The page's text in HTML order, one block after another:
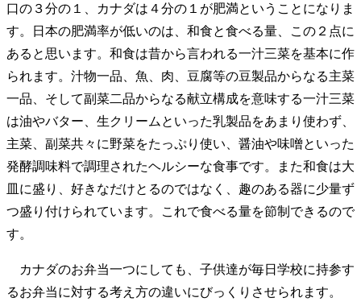
口の３分の１、カナダは４分の１が肥満ということになりま
す。日本の肥満率が低いのは、和食と食べる量、この２点に
あると思います。和食は昔から言われる一汁三菜を基本に作
られます。汁物一品、魚、肉、豆腐等の豆製品からなる主菜
一品、そして副菜二品からなる献立構成を意味する一汁三菜
は油やバター、生クリームといった乳製品をあまり使わず、
主菜、副菜共々に野菜をたっぷり使い、醤油や味噌といった
発酵調味料で調理されたヘルシーな食事です。また和食は大
皿に盛り、好きなだけとるのではなく、趣のある器に少量ず
つ盛り付けられています。これで食べる量を節制できるので
す。
カナダのお弁当一つにしても、子供達が毎日学校に持参す
るお弁当に対する考え方の違いにびっくりさせられます。